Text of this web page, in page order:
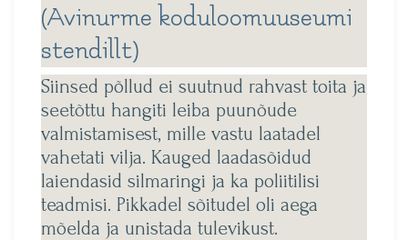
(Avinurme koduloomuuseumi
stendillt)
Siinsed põllud ei suutnud rahvast toita ja
seetõttu hangiti leiba puunõude
valmistamisest, mille vastu laatadel
vahetati vilja. Kauged laadasõidud
laiendasid silmaringi ja ka poliitilisi
teadmisi. Pikkadel sõitudel oli aega
mõelda ja unistada tulevikust.